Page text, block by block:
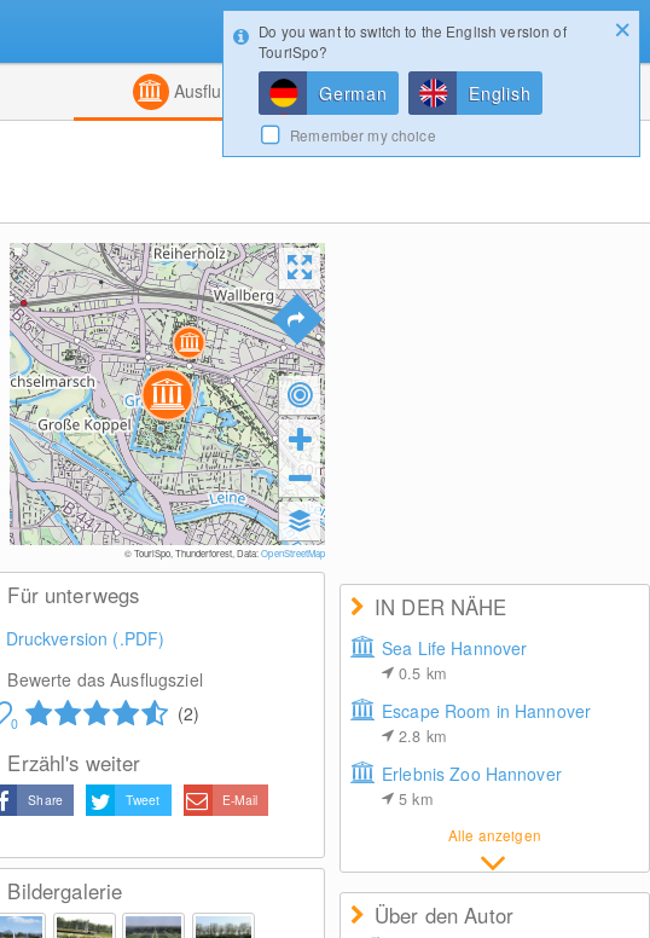
Kombiniert
Ausflugsziele Magazin
© TouriSpo, Thunderforest, Data:OpenStreetMap
IN DER NÄHE
Sea Life Hannover
0.5 km
Escape Room in Hannover
2.8 km
Erlebnis Zoo Hannover
5km
Alle anzeigen
Über den Autor
Für unterwegs
Druckversion (.PDF)
Bewerte das Ausflugsziel
0 (2)
Erzähl's weiter
Share Tweet E-Mail
Bildergalerie
Login
Do you want to switch to the English version of
TouriSpo?
German English
Remember my choice
Konfigurator Gewinnspiele